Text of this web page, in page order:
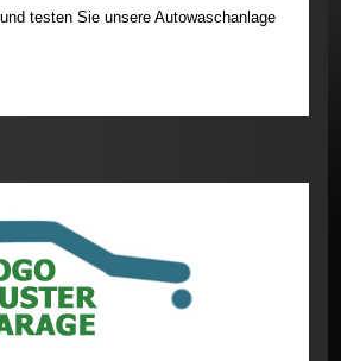
testen Sie unsere Autowaschanlage